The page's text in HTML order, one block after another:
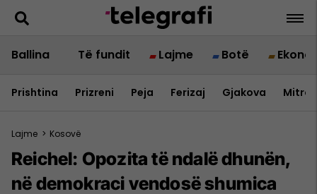
Ballina Të fundit Lajme Botë
Prishtina Prizreni Peja Ferizaj Gjakova
Lajme > Kosovë
Reichel: Opozita të ndalë dhunën,
në demokraci vendosë shumica